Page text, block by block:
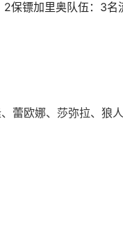
保镖加里奥队伍：3名
蕾欧娜、莎弥拉、狼